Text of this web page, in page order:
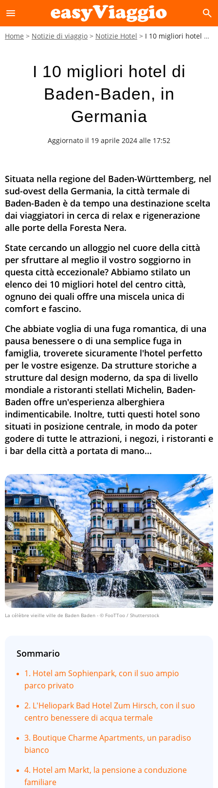
menu search
Home Notizie di viaggio Notizie Hotel I 10 migliori hotel di Baden-Baden, in Germania
I 10 migliori hotel di
Baden-Baden, in
Germania
Aggiornato il 19 aprile 2024 alle 17:52
Situata nella regione del Baden-Württemberg, nel
sud-ovest della Germania, la città termale di
Baden-Baden è da tempo una destinazione scelta
dai viaggiatori in cerca di relax e rigenerazione
alle porte della Foresta Nera.
State cercando un alloggio nel cuore della città
per sfruttare al meglio il vostro soggiorno in
questa città eccezionale? Abbiamo stilato un
elenco dei 10 migliori hotel del centro città,
ognuno dei quali offre una miscela unica di
comfort e fascino.
Che abbiate voglia di una fuga romantica, di una
pausa benessere o di una semplice fuga in
famiglia, troverete sicuramente l'hotel perfetto
per le vostre esigenze. Da strutture storiche a
strutture dal design moderno, da spa di livello
mondiale a ristoranti stellati Michelin, Baden-
Baden offre un'esperienza alberghiera
indimenticabile. Inoltre, tutti questi hotel sono
situati in posizione centrale, in modo da poter
godere di tutte le attrazioni, i negozi, i ristoranti e
i bar della città a portata di mano...
La célèbre vieille ville de Baden Baden - © FooTToo / Shutterstock
Sommario
1. Hotel am Sophienpark, con il suo ampio
parco privato
2. L'Heliopark Bad Hotel Zum Hirsch, con il suo
centro benessere di acqua termale
3. Boutique Charme Apartments, un paradiso
bianco
4. Hotel am Markt, la pensione a conduzione
familiare